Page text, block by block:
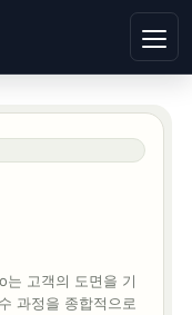
는 고객의 도면을 기
과정을 종합적으로